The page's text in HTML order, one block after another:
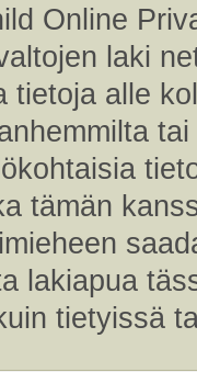
Online
laki
tietoja alle
tämän
lakiapua
tietyissä